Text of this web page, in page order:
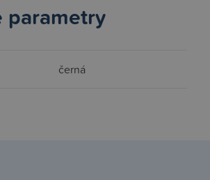
parametry
černá